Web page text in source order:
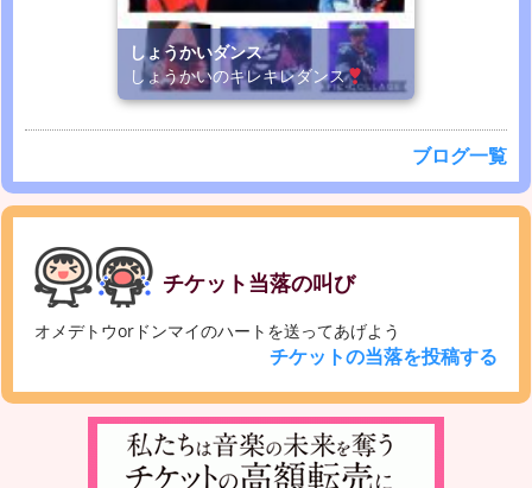
しょうかいダンス
しょうかいのキレキレダンス
ブログ一覧
チケット当落の叫び
オメデトウorドンマイのハートを送ってあげよう
チケットの当落を投稿する